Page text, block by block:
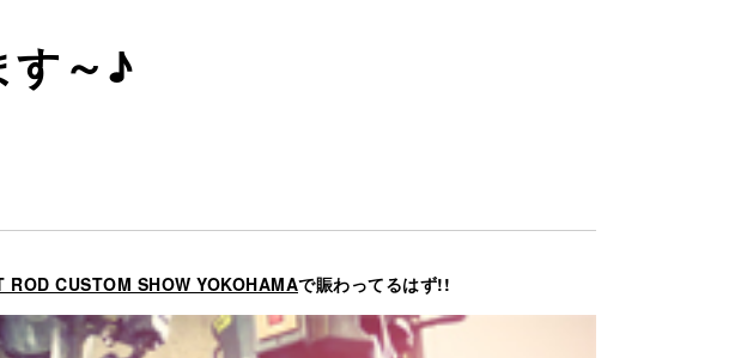
す～♪
ROD CUSTOM SHOW YOKOHAMAで賑わってるはず!!